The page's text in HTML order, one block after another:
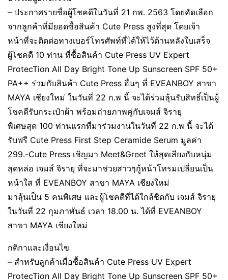
– ประกาศรายชื่อผู้โชคดีในวันที่ 21 กพ. 2563 โดยคัดเลือก
จากลูกค้าที่มียอดซื้อสินค้า Cute Press สูงที่สุด โดยเจ้า
หน้าที่จะติดต่อทางเบอร์โทรศัพท์ที่ได้ให้ไว้ด้านหลังใบเสร็จ
ผู้โชคดี 10 ท่าน ที่ซื้อสินค้า Cute Press UV Expert
ProtecTion All Day Bright Tone Up Sunscreen SPF 50+
PA++ ร่วมกับสินค้า Cute Press อื่นๆ ที่ EVEANBOY สาขา
MAYA เชียงใหม่ ในวันที่ 22 ก.พ นี้ จะได้ร่วมลุ้นรับสิทธิ์เป็นผู้
โชคดีรับกระเป๋าผ้า พร้อมถ่ายภาพคู่กับเจมส์ จิรายุ
พิเศษสุด 100 ท่านแรกที่มาร่วมงานในวันที่ 22 ก.พ นี้ จะได้
รับฟรี Cute Press First Step Ceramide Serum มูลค่า
299.-Cute Press เชิญมา Meet&Greet ให้สุดเสียงกับหนุ่ม
สุดหล่อ เจมส์ จิรายุ ที่จะมาช่วยสาวๆกู้หน้าโทรมเปลี่ยนเป็น
หน้าใส ที่ EVEANBOY สาขา MAYA เชียงใหม่
มาลุ้นเป็น 5 คนพิเศษ และผู้โชคดีที่ได้ใกล้ชิดกับ เจมส์ จิรายุ
ในวันที่ 22 กุมภาพันธ์ เวลา 18.00 น. ได้ที่ EVEANBOY
สาขา MAYA เชียงใหม่
กติกาและเงื่อนไข
– สำหรับลูกค้าเมื่อซื้อสินค้า Cute Press UV Expert
ProtecTion All Day Bright Tone Up Sunscreen SPF 50+